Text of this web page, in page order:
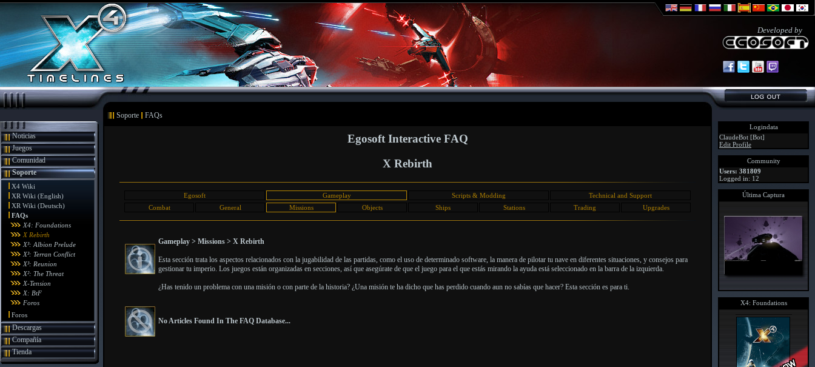
Developed by
Soporte FAQs
Noticias
Juegos
Comunidad
Soporte
X4 Wiki
XR Wiki (English)
XR Wiki (Deutsch)
FAQs
X4: Foundations
X Rebirth
X³: Albion Prelude
X³: Terran Conflict
X³: Reunion
X²: The Threat
X-Tension
X: BtF
Foros
Foros
Descargas
Compañía
Tienda
Egosoft Interactive FAQ
X Rebirth
Egosoft Gameplay Scripts & Modding
Technical and Support
Combat
General Missions Objects Ships Stations Trading Upgrades
Gameplay > Missions > X Rebirth
Esta sección trata los aspectos relacionados con la jugabilidad de las partidas, como el uso de determinado software, la manera de pilotar tu nave en diferentes situaciones, y consejos para
gestionar tu imperio. Los juegos están organizadas en secciones, así que asegúrate de que el juego para el que estás mirando la ayuda está seleccionado en la barra de la izquierda.
¿Has tenido un problema con una misión o con parte de la historia? ¿Una misión te ha dicho que has perdido cuando aun no sabías que hacer? Esta sección es para ti.
No Articles Found In The FAQ Database...
Logindata
ClaudeBot [Bot]
Edit Profile
Community
Users: 381809
Logged in: 12
Última Captura
X4: Foundations